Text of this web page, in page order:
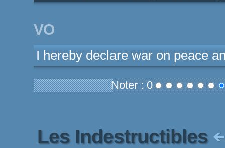
VO
I hereby declare war on peace
Noter : 0
Les Indestructibles